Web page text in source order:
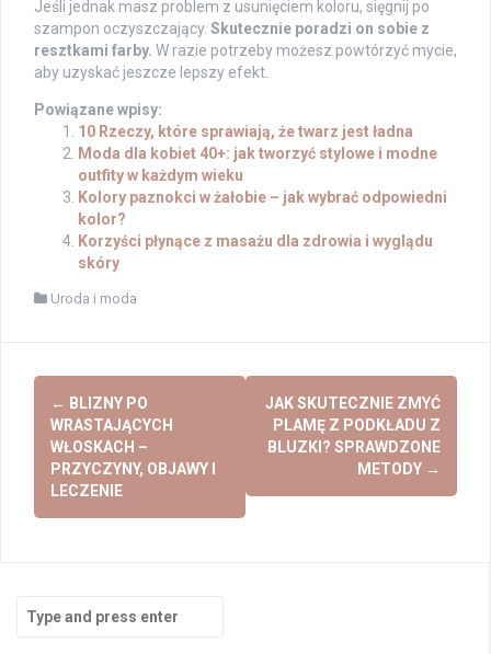
Jeśli jednak masz problem z usunięciem koloru, sięgnij po
szampon oczyszczający. Skutecznie poradzi on sobie z
resztkami farby. W razie potrzeby możesz powtórzyć mycie,
aby uzyskać jeszcze lepszy efekt.
Powiązane wpisy:
10 Rzeczy, które sprawiają, że twarz jest ładna
Moda dla kobiet 40+: jak tworzyć stylowe i modne
outfity w każdym wieku
Kolory paznokci w żałobie – jak wybrać odpowiedni
kolor?
Korzyści płynące z masażu dla zdrowia i wyglądu
skóry
Uroda i moda
Post
navigation
← BLIZNY PO
WRASTAJĄCYCH
WŁOSKACH –
PRZYCZYNY, OBJAWY I
LECZENIE
JAK SKUTECZNIE ZMYĆ
PLAMĘ Z PODKŁADU Z
BLUZKI? SPRAWDZONE
METODY →
for: